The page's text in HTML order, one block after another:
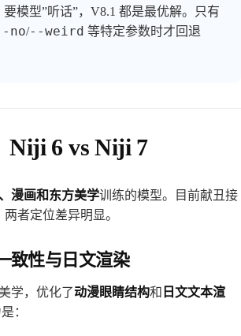
模型”听话”，V8.1 都是最优解。只有
no/--weird 等特定参数时才回退
Niji 6 vs Niji 7
漫画和东方美学训练的模型。目前献丑接
者定位差异明显。
性与日文渲染
学，优化了动漫眼睛结构和 日文文本渲
：